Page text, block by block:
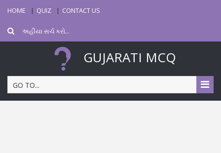
HOME QUIZ CONTACT US
GUJARATI MCQ
GO TO...